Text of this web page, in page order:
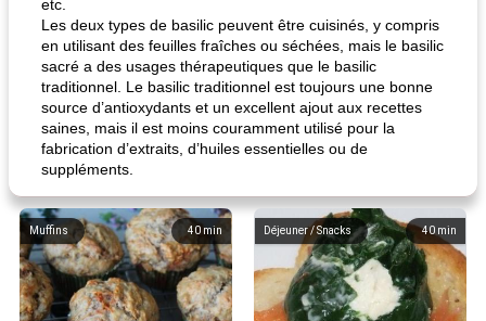
etc.
Les deux types de basilic peuvent être cuisinés, y compris
en utilisant des feuilles fraîches ou séchées, mais le basilic
sacré a des usages thérapeutiques que le basilic
traditionnel. Le basilic traditionnel est toujours une bonne
source d’antioxydants et un excellent ajout aux recettes
saines, mais il est moins couramment utilisé pour la
fabrication d’extraits, d’huiles essentielles ou de
suppléments.
40 min
Muffins 40 min
Déjeuner / Snacks